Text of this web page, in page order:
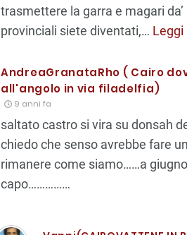
trasmettere la garra e magari
provinciali siete diventati,… Leggi
AndreaGranataRho ( Cairo
all'angolo in via filadelfia)
9 anni fa
saltato castro si vira su donsah
chiedo che senso avrebbe fare
rimanere come siamo……a
capo……………